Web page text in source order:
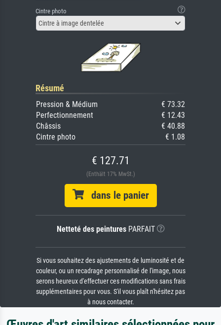
Cintre photo
Cintre à image dentelée
Résumé
Pression & Médium
€ 73.32
Perfectionnement
€ 12.43
Châssis
€ 40.88
Cintre photo
€ 1.08
€ 127.71
(Enthält 17% MwSt.)
dans le panier
Netteté des peinturesPARFAIT
Si vous souhaitez des ajustements de luminosité et de
couleur, ou un recadrage personnalisé de l'image, nous
serons heureux d'effectuer ces modifications sans frais
supplémentaires pour vous. S'il vous plaît n'hésitez pas
à nous contacter.